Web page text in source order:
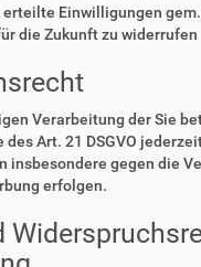
erteilte Einwilligungen
die Zukunft zu widerrufen
Verarbeitung der Sie
des Art. 21 DSGVO
insbesondere gegen die
erfolgen.